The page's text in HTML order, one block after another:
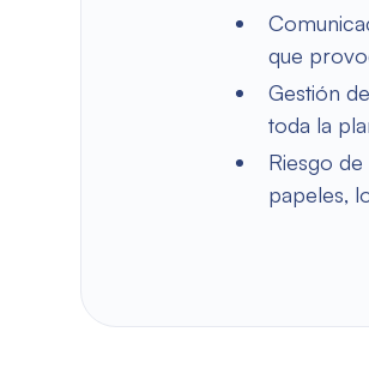
que
Gestión
toda la
Riesgo
papeles,